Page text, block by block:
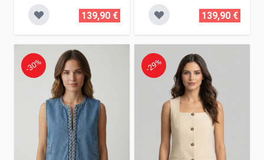
139,90 € 139,90 €
-30% -29%